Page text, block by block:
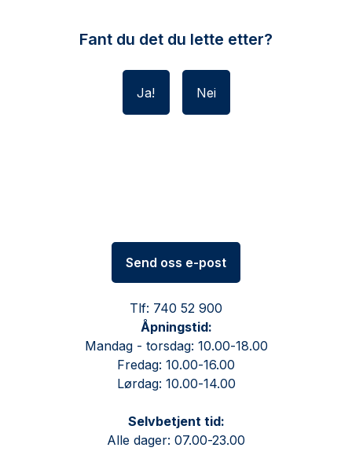
Fant du det du lette etter?
Ja Nei
Send oss e-post
Tlf: 740 52 900
Åpningstid:
Mandag - torsdag: 10.00-18.00
Fredag: 10.00-16.00
Lørdag: 10.00-14.00
Selvbetjent tid:
Alle dager: 07.00-23.00